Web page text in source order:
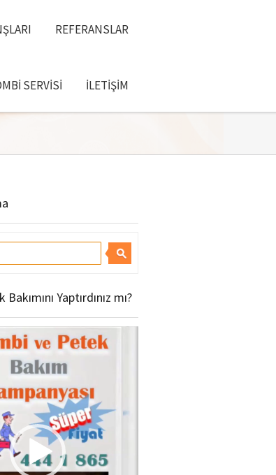
REFERANSLAR
SERVISI İLETIŞIM
Yaptırdınız mı?